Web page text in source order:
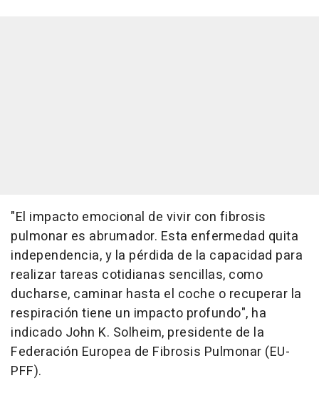
"El impacto emocional de vivir con fibrosis
pulmonar es abrumador. Esta enfermedad quita
independencia, y la pérdida de la capacidad para
realizar tareas cotidianas sencillas, como
ducharse, caminar hasta el coche o recuperar la
respiración tiene un impacto profundo", ha
indicado John K. Solheim, presidente de la
Federación Europea de Fibrosis Pulmonar (EU-
PFF).